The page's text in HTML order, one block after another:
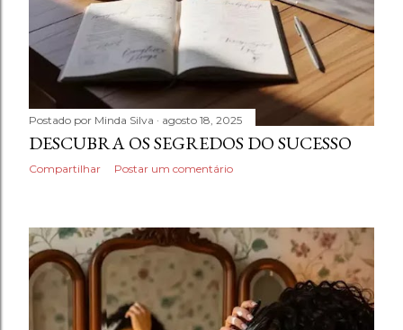
Postado por Minda Silva agosto 18, 2025
DESCUBRA OS SEGREDOS DO SUCESSO
Compartilhar Postar um comentário